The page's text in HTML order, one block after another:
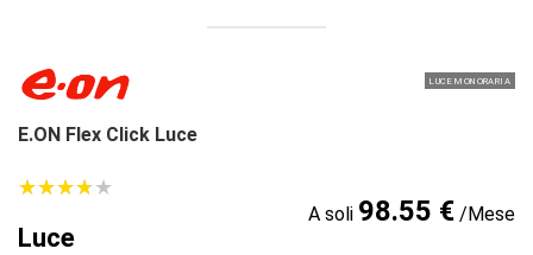
LUCE MONORARIA
E.ON Flex Click Luce
★★★★★
★★★★★
Luce
A soli 98.55 €/Mese